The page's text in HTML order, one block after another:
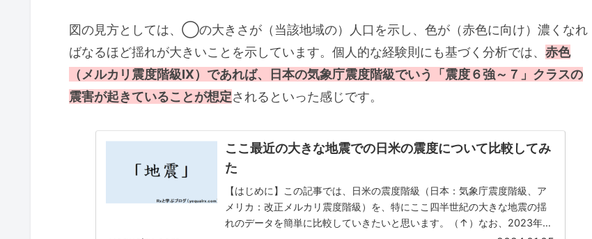
図の見方としては、◯の大きさが（当該地域の）人口を示し、色が（赤色に向け）濃くなれ
ばなるほど揺れが大きいことを示しています。個人的な経験則にも基づく分析では、 赤色
（メルカリ震度階級IX）であれば、日本の気象庁震度階級でいう「震度６強～７」クラスの
震害が起きていることが想定されるといった感じです。
ここ最近の大きな地震での日米の震度について比較してみ
た
【はじめに】この記事では、日米の震度階級（日本：気象庁震度階級、ア
メリカ：改正メルカリ震度階級）を、特にここ四半世紀の大きな地震の揺
れのデータを簡単に比較していきたいと思います。（↑）なお、2023年に